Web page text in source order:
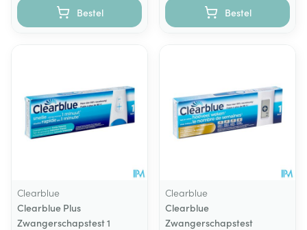
Bestel Bestel
Clearblue
Clearblue Plus
Zwangerschapstest 1
Clearblue
Clearblue
Zwangerschapstest